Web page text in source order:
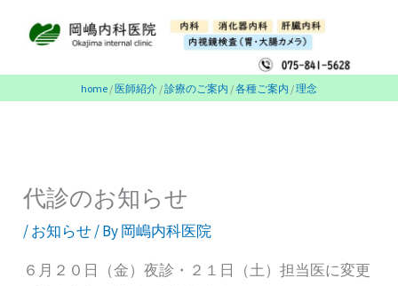
home /医師紹介 /診療のご案内 /各種ご案内 /理念
代診のお知らせ
/お知らせ/ By岡嶋内科医院
６月２０日（金）夜診・２１日（土）担当医に変更